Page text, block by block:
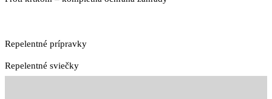
Repelentné prípravky
Repelentné sviečky